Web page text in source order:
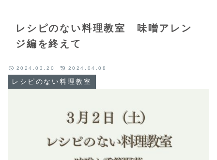
レシピのない料理教室 味噌アレン
ジ編を終えて
レシピのない料理教室
2024.03.20 2024.04.08